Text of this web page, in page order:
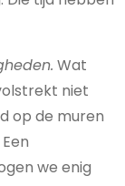
Wat
niet
op de muren
we enig